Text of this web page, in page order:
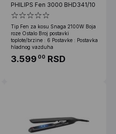
PHILIPS Fen 3000 BHD341/10
Tip Fen za kosu Snaga 2100W Boja
roze Ostalo Broj postavki
toplote/brzine : 6 Postavke : Postavka
hladnog vazduha
3.599 00 RSD